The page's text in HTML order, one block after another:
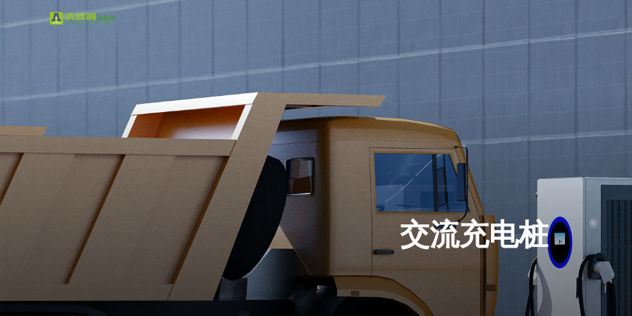
交流充电桩